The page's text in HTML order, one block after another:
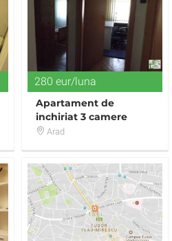
280 eur/luna
Apartament de
inchiriat 3 camere
Arad